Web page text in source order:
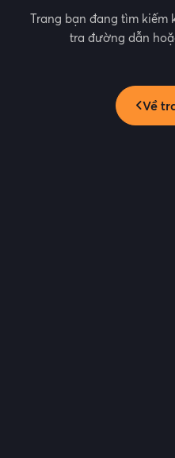
Trang bạn đang tìm kiếm
tra đường dẫn
Về